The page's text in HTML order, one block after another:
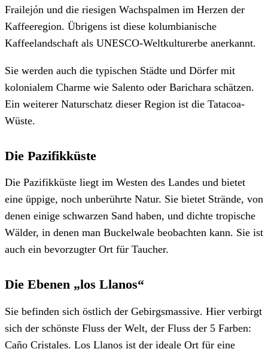
Frailejón und die riesigen Wachspalmen im Herzen der
Kaffeeregion. Übrigens ist diese kolumbianische
Kaffeelandschaft als UNESCO-Weltkulturerbe anerkannt.
Sie werden auch die typischen Städte und Dörfer mit
kolonialem Charme wie Salento oder Barichara schätzen.
Ein weiterer Naturschatz dieser Region ist die Tatacoa-
Wüste.
Die Pazifikküste
Die Pazifikküste liegt im Westen des Landes und bietet
eine üppige, noch unberührte Natur. Sie bietet Strände, von
denen einige schwarzen Sand haben, und dichte tropische
Wälder, in denen man Buckelwale beobachten kann. Sie ist
auch ein bevorzugter Ort für Taucher.
Die Ebenen „los Llanos“
Sie befinden sich östlich der Gebirgsmassive. Hier verbirgt
sich der schönste Fluss der Welt, der Fluss der 5 Farben:
Caño Cristales. Los Llanos ist der ideale Ort für eine